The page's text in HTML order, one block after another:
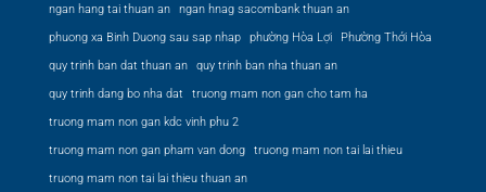
ngan hang tai thuan an
ngan hnag sacombank thuan an
phuong xa Binh Duong sau sap nhap
phường Hòa Lợi
Phường Thới Hòa
quy trinh ban dat thuan an
quy trinh ban nha thuan an
quy trinh dang bo nha dat
truong mam non gan cho tam ha
truong mam non gan kdc vinh phu 2
truong mam non gan pham van dong
truong mam non tai lai thieu
truong mam non tai lai thieu thuan an